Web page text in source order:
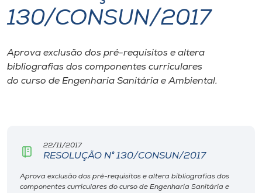
I.nova
Diplomados
130/CONSUN/2017
Aprova exclusão dos pré-requisitos e altera
bibliografias dos componentes curriculares
do curso de Engenharia Sanitária e Ambiental.
22/11/2017
RESOLUÇÃO N° 130/CONSUN/2017
Aprova exclusão dos pré-requisitos e altera bibliografias dos
componentes curriculares do curso de Engenharia Sanitária e